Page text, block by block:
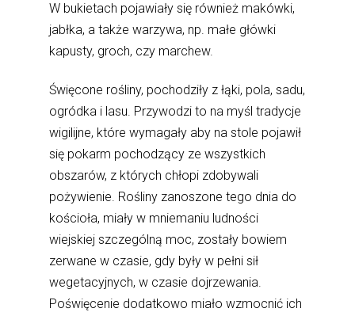
W bukietach pojawiały się również makówki,
jabłka, a także warzywa, np. małe główki
kapusty, groch, czy marchew.
Święcone rośliny, pochodziły z łąki, pola, sadu,
ogródka i lasu. Przywodzi to na myśl tradycje
wigilijne, które wymagały aby na stole pojawił
się pokarm pochodzący ze wszystkich
obszarów, z których chłopi zdobywali
pożywienie. Rośliny zanoszone tego dnia do
kościoła, miały w mniemaniu ludności
wiejskiej szczególną moc, zostały bowiem
zerwane w czasie, gdy były w pełni sił
wegetacyjnych, w czasie dojrzewania.
Poświęcenie dodatkowo miało wzmocnić ich